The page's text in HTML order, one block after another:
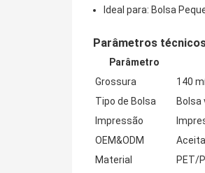
Ideal para: Bolsa
Parâmetros
Parâmetro
Grossura
140
Tipo de Bolsa
Impressão
OEM&ODM
Material
PET/